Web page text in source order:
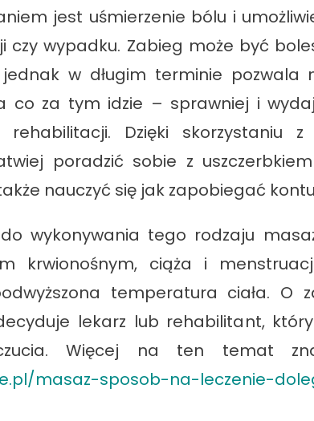
jest uśmierzenie bólu i
czy wypadku. Zabieg może być
w długim terminie pozwala
co za tym idzie – sprawniej i
Dzięki skorzystaniu z
poradzić sobie z
nauczyć się jak zapobiegać
do wykonywania tego rodzaju
krwionośnym, ciąża i
temperatura ciała. O
lekarz lub rehabilitant,
Więcej na ten temat
masaz-sposob-na-leczenie-